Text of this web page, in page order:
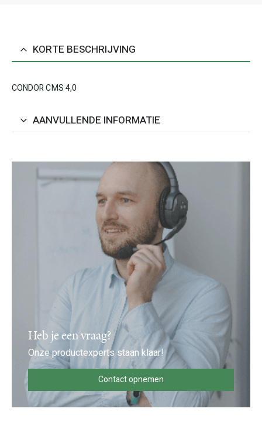
KORTE BESCHRIJVING
CONDOR CMS 4,0
AANVULLENDE INFORMATIE
Heb je een vraag?
Onze productexperts staan klaar!
Contact opnemen